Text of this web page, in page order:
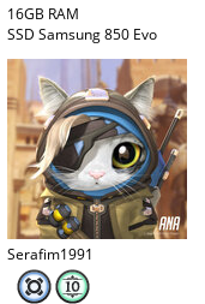
16GB RAM
SSD Samsung 850 Evo
Serafim1991